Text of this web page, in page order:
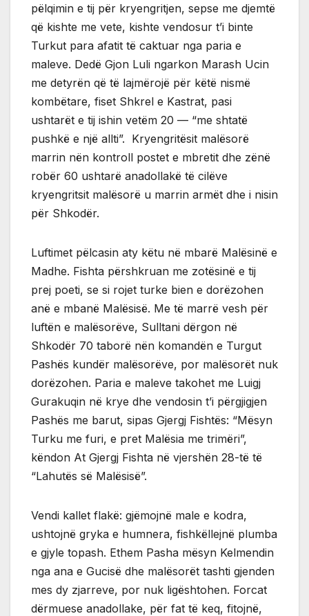
pëlqimin e tij për kryengritjen, sepse me djemtë
që kishte me vete, kishte vendosur t’i binte
Turkut para afatit të caktuar nga paria e
maleve. Dedë Gjon Luli ngarkon Marash Ucin
me detyrën që të lajmërojë për këtë nismë
kombëtare, fiset Shkrel e Kastrat, pasi
ushtarët e tij ishin vetëm 20 — “me shtatë
pushkë e një allti”. Kryengritësit malësorë
marrin nën kontroll postet e mbretit dhe zënë
robër 60 ushtarë anadollakë të cilëve
kryengritsit malësorë u marrin armët dhe i nisin
për Shkodër.
Luftimet pëlcasin aty këtu në mbarë Malësinë e
Madhe. Fishta përshkruan me zotësinë e tij
prej poeti, se si rojet turke bien e dorëzohen
anë e mbanë Malësisë. Me të marrë vesh për
luftën e malësorëve, Sulltani dërgon në
Shkodër 70 taborë nën komandën e Turgut
Pashës kundër malësorëve, por malësorët nuk
dorëzohen. Paria e maleve takohet me Luigj
Gurakuqin në krye dhe vendosin t’i përgjigjen
Pashës me barut, sipas Gjergj Fishtës: “Mësyn
Turku me furi, e pret Malësia me trimëri”,
këndon At Gjergj Fishta në vjershën 28-të të
“Lahutës së Malësisë”.
Vendi kallet flakë: gjëmojnë male e kodra,
ushtojnë gryka e humnera, fishkëllejnë plumba
e gjyle topash. Ethem Pasha mësyn Kelmendin
nga ana e Gucisë dhe malësorët tashti gjenden
mes dy zjarreve, por nuk ligështohen. Forcat
dërmuese anadollake, për fat të keq, fitojnë,